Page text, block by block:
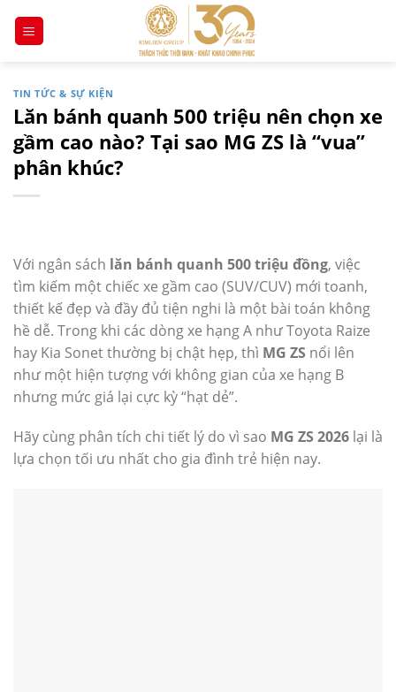
đến
TIN TỨC & SỰ KIỆN
Lăn bánh quanh 500 triệu nên chọn xe
gầm cao nào? Tại sao MG ZS là “vua”
phân khúc?
Với ngân sách lăn bánh quanh 500 triệu đồng, việc
tìm kiếm một chiếc xe gầm cao (SUV/CUV) mới toanh,
thiết kế đẹp và đầy đủ tiện nghi là một bài toán không
hề dễ. Trong khi các dòng xe hạng A như Toyota Raize
hay Kia Sonet thường bị chật hẹp, thì MG ZS nổi lên
như một hiện tượng với không gian của xe hạng B
nhưng mức giá lại cực kỳ “hạt dẻ”.
Hãy cùng phân tích chi tiết lý do vì sao MG ZS 2026 lại là
lựa chọn tối ưu nhất cho gia đình trẻ hiện nay.